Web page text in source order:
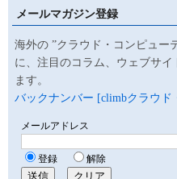
メールマガジン登録
海外の ”クラウド・コンピュー
に、注目のコラム、ウェブサ
ます。
バックナンバー [climbクラウド